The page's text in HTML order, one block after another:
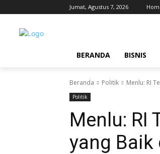
Jumat, Agustus 7, 2026
BERANDA BISNIS
Beranda Politik Menlu: RI
Politik
Menlu: RI
yang Baik